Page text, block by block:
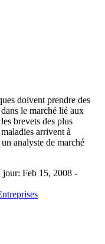
doivent prendre des
le marché lié aux
brevets des plus
arrivent à
analyste de marché
jour: Feb 15, 2008 -